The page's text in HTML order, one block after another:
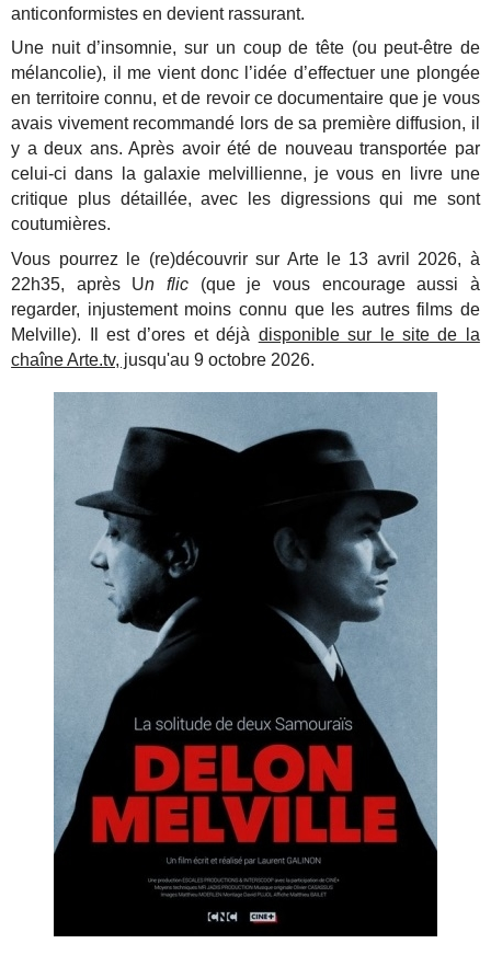
anticonformistes en devient rassurant.
Une nuit d’insomnie, sur un coup de tête (ou peut-être de
mélancolie), il me vient donc l’idée d’effectuer une plongée
en territoire connu, et de revoir ce documentaire que je vous
avais vivement recommandé lors de sa première diffusion, il
y a deux ans. Après avoir été de nouveau transportée par
celui-ci dans la galaxie melvillienne, je vous en livre une
critique plus détaillée, avec les digressions qui me sont
coutumières.
Vous pourrez le (re)découvrir sur Arte le 13 avril 2026, à
22h35, après Un flic (que je vous encourage aussi à
regarder, injustement moins connu que les autres films de
Melville). Il est d’ores et déjà disponible sur le site de la
chaîne Arte.tv, jusqu'au 9 octobre 2026.